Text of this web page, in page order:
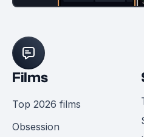
Films
Top 2026 films
Obsession